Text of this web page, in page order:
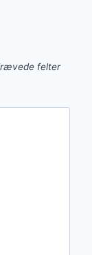
felter